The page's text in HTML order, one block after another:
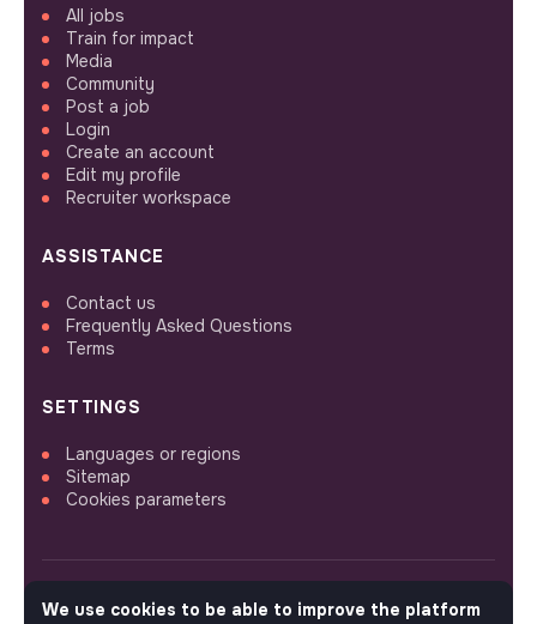
All jobs
Train for impact
Media
Community
Post a job
Login
Create an account
Edit my profile
Recruiter workspace
ASSISTANCE
Contact us
Frequently Asked Questions
Terms
SETTINGS
Languages or regions
Sitemap
Cookies parameters
We use cookies to be able to improve the platform